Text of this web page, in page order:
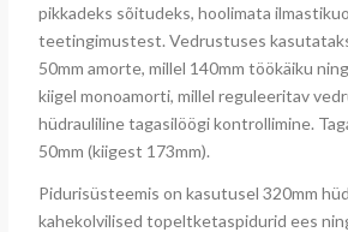
pikkadeks sõitudeks, hoolimata
teetingimustest. Vedrustuses
50mm amorte, millel 140mm töökäiku
kiigel monoamorti, millel reguleeritav
hüdrauliline tagasilöögi kontrollimine.
50mm (kiigest 173mm).
Pidurisüsteemis on kasutusel 320mm
kahekolvilised topeltketaspidurid ees